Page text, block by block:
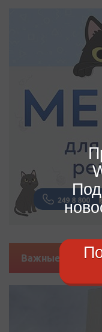
Важные новости